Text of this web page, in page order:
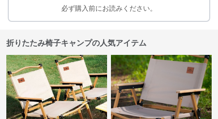
必ず購入前にお読みください。
折りたたみ椅子キャンプの人気アイテム